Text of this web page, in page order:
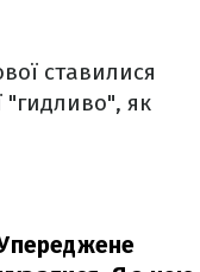
ставилися
"гидливо", як